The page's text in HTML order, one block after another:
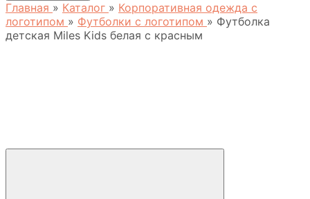
Главная » Каталог » Корпоративная одежда с
логотипом » Футболки с логотипом » Футболка
детская Miles Kids белая с красным